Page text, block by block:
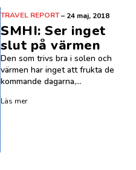
TRAVEL REPORT– 24 maj, 2018
SMHI: Ser inget
slut på värmen
Den som trivs bra i solen och
värmen har inget att frukta de
kommande dagarna,...
Läs mer